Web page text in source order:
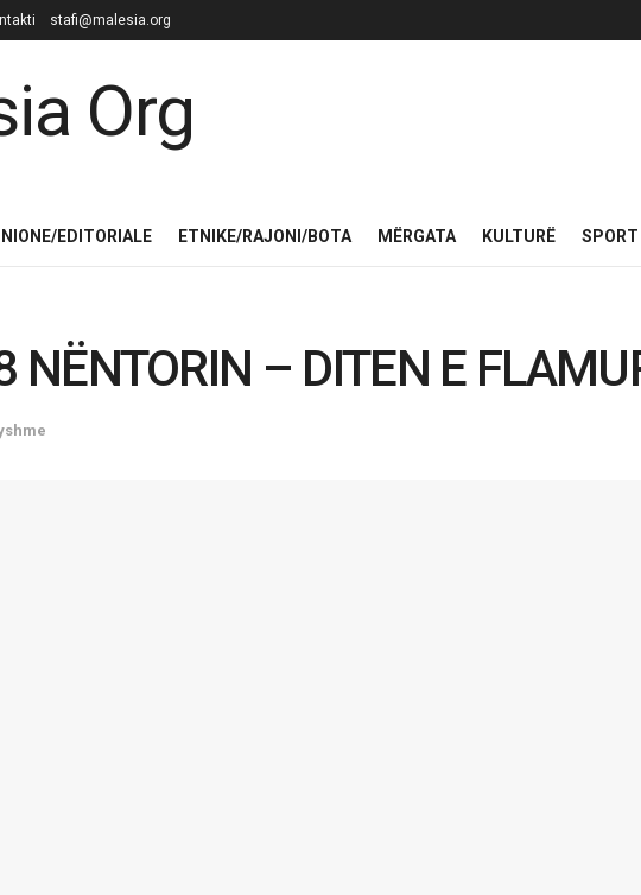
stafi@malesia.org
EDITORIALE ETNIKE/RAJONI/BOTA MËRGATA KULTURË SPORT
NËNTORIN – DITEN E